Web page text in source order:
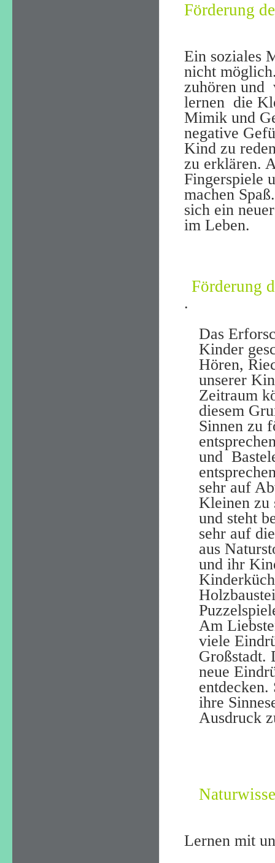
Förderung
Ein soziales
nicht
zuhören und
lernen die
Mimik und
negative
Kind zu
zu erklären.
Fingerspiele
machen
sich ein
im Leben.
Förderung
.
Das
Kinder
Hören,
unserer
Zeitraum
diesem
Sinnen zu
und
sehr auf
Kleinen zu
und steht
sehr auf
aus
und ihr
Am
viele
Großstadt.
neue
ihre
Ausdruck
Lernen mit